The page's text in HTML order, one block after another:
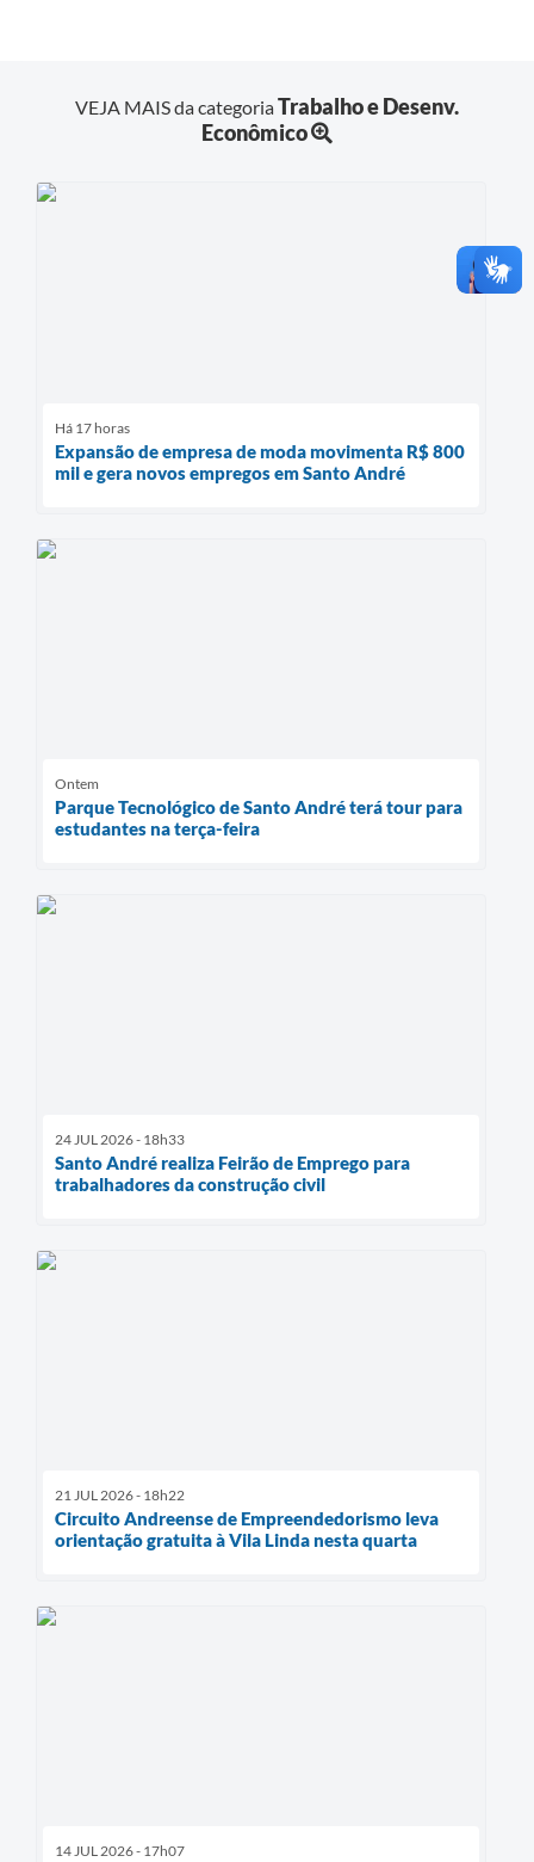
VEJA MAIS da categoriaTrabalho e Desenv.
Econômico
Há 17 horas
Expansão de empresa de moda movimenta R$ 800
mil e gera novos empregos em Santo André
Ontem
Parque Tecnológico de Santo André terá tour para
estudantes na terça-feira
24 JUL 2026 - 18h33
Santo André realiza Feirão de Emprego para
trabalhadores da construção civil
21 JUL 2026 - 18h22
Circuito Andreense de Empreendedorismo leva
orientação gratuita à Vila Linda nesta quarta
14 JUL 2026 - 17h07